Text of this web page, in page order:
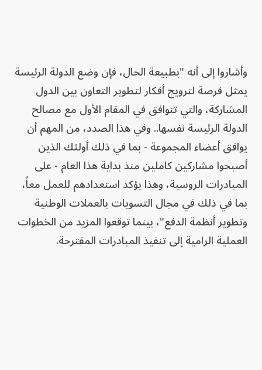
وأشاروا إلى أنه "بطبيعة الحال، فإن وضع الدولة الرئيسة
يمثل فرصة لترويج أفكار لتطوير التعاون بين الدول
المشاركة، والتي تتوافق في المقام الأول مع مصالح
الدولة الرئيسة نفسها.. وفي هذا الصدد، من المهم أن
يوافق أعضاء المجموعة - بما في ذلك أولئك الذين
أصبحوا مشاركين كاملين منذ بداية هذا العام - على
المبادرات الروسية، وهذا يؤكد استعدادهم للعمل معاً،
بما في ذلك في مجال التسويات بالعملات الوطنية
وتطوير أنظمة الدفع"، بينما توقعوا المزيد من الخطوات
العملية الرامية إلى تنفيذ المبادرات المقترحة.